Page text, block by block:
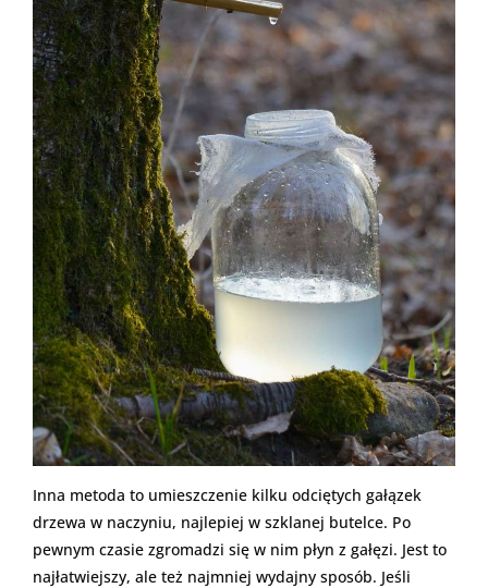
Inna metoda to umieszczenie kilku odciętych gałązek
drzewa w naczyniu, najlepiej w szklanej butelce. Po
pewnym czasie zgromadzi się w nim płyn z gałęzi. Jest to
najłatwiejszy, ale też najmniej wydajny sposób. Jeśli